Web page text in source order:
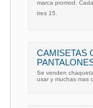
marca promod.
tres 15.
CAMISETAS
Se venden
usar y muchas mas